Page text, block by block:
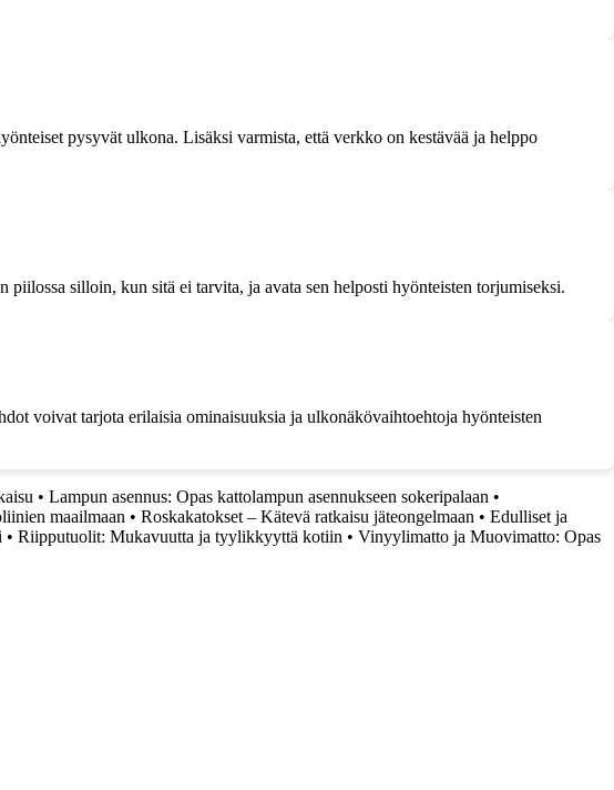
pysyvät ulkona. Lisäksi varmista, että verkko on kestävää ja helppo
silloin, kun sitä ei tarvita, ja avata sen helposti hyönteisten torjumiseksi.
voivat tarjota erilaisia ominaisuuksia ja ulkonäkövaihtoehtoja hyönteisten
• Lampun asennus: Opas kattolampun asennukseen sokeripalaan •
maailmaan • Roskakatokset – Kätevä ratkaisu jäteongelmaan • Edulliset ja
• Riipputuolit: Mukavuutta ja tyylikkyyttä kotiin • Vinyylimatto ja Muovimatto: Opas